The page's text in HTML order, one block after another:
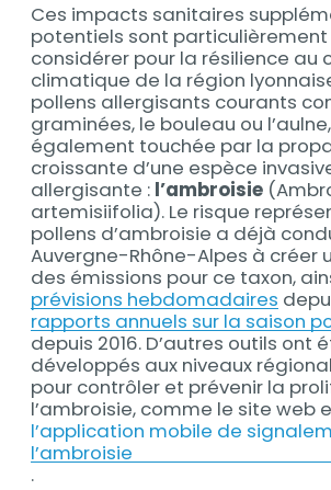
Ces impacts sanitaires
potentiels sont
considérer pour la résilience au
climatique de la région
pollens allergisants courants
graminées, le bouleau ou
également touchée par la
croissante d’une espèce
allergisante : l’ambroisie
artemisiifolia). Le risque
pollens d’ambroisie a déjà
Auvergne-Rhône-Alpes à créer
des émissions pour ce taxon,
prévisions hebdomadaires
rapports annuels sur la saison
depuis 2016. D’autres outils ont
développés aux niveaux
pour contrôler et prévenir la
l’ambroisie, comme le site web
l’application mobile de
l’ambroisie
.